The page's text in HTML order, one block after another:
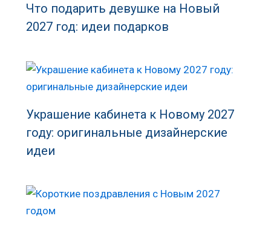
Что подарить девушке на Новый
2027 год: идеи подарков
Украшение кабинета к Новому 2027
году: оригинальные дизайнерские
идеи